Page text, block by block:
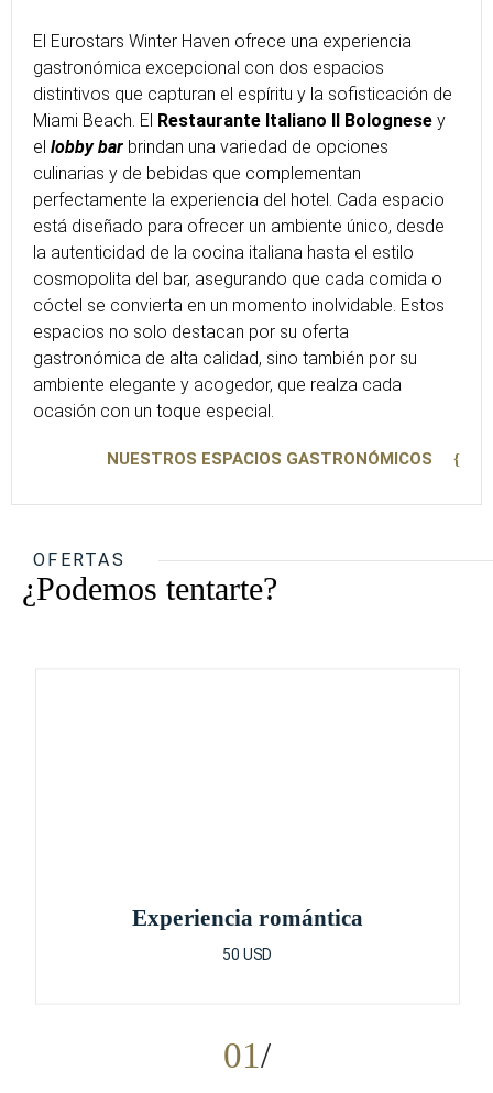
El Eurostars Winter Haven ofrece una experiencia
gastronómica excepcional con dos espacios
distintivos que capturan el espíritu y la sofisticación de
Miami Beach. El Restaurante Italiano Il Bolognese y
el lobby bar brindan una variedad de opciones
culinarias y de bebidas que complementan
perfectamente la experiencia del hotel. Cada espacio
está diseñado para ofrecer un ambiente único, desde
la autenticidad de la cocina italiana hasta el estilo
cosmopolita del bar, asegurando que cada comida o
cóctel se convierta en un momento inolvidable. Estos
espacios no solo destacan por su oferta
gastronómica de alta calidad, sino también por su
ambiente elegante y acogedor, que realza cada
ocasión con un toque especial.
NUESTROS ESPACIOS GASTRONÓMICOS
OFERTAS
¿Podemos tentarte?
01
Experiencia romántica
50 USD